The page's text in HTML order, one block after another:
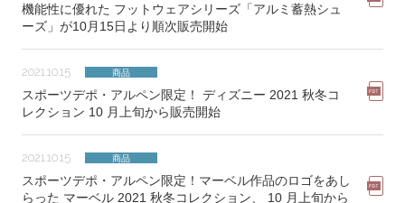
機能性に優れた フットウェアシリーズ「アルミ蓄熱シュ
ーズ」が10月15日より順次販売開始
2021.10.15 商品
スポーツデポ・アルペン限定！ ディズニー 2021 秋冬コ
レクション 10 月上旬から販売開始
2021.10.15 商品
スポーツデポ・アルペン限定！マーベル作品のロゴをあし
らった マーベル 2021 秋冬コレクション、 10 月上旬から